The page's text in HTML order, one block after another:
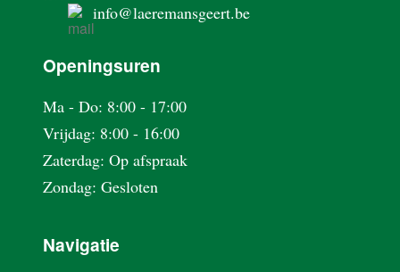
info@laeremansgeert.be
Openingsuren
Ma - Do: 8:00 - 17:00
Vrijdag: 8:00 - 16:00
Zaterdag: Op afspraak
Zondag: Gesloten
Navigatie